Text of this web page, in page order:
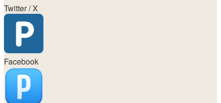
Twitter / X
Facebook